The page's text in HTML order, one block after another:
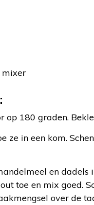
mixer
op 180 graden.
ze in een kom.
en
toe en mix goed.
over de